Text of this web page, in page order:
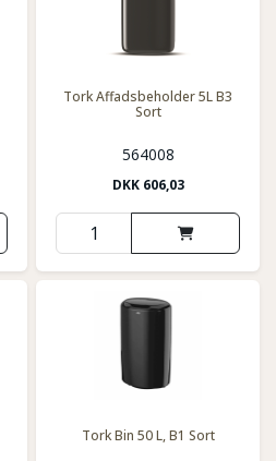
Tork Affadsbeholder 5L B3
Sort
564008
DKK 606,03
Tork Bin 50 L, B1 Sort